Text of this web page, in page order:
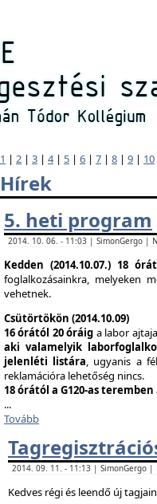
1 | 2 | 3 | 4| 5 | 6 | 7 | 8 | 9 | 10
Hírek
5. heti program
2014. 10. 06. - 11:03 | SimonGergo |
Kedden (2014.10.07.) 18
foglalkozásainkra, melyeken
vehetnek.
Csütörtökön (2014.10.09)
16 órától 20 óráig a labor
aki valamelyik
jelenléti listára, ugyanis a
reklamációra lehetőség nincs.
18 órától a G120-as teremben
...
Tovább
2014. 09. 11. - 11:13 | SimonGergo
Kedves régi és leendő új